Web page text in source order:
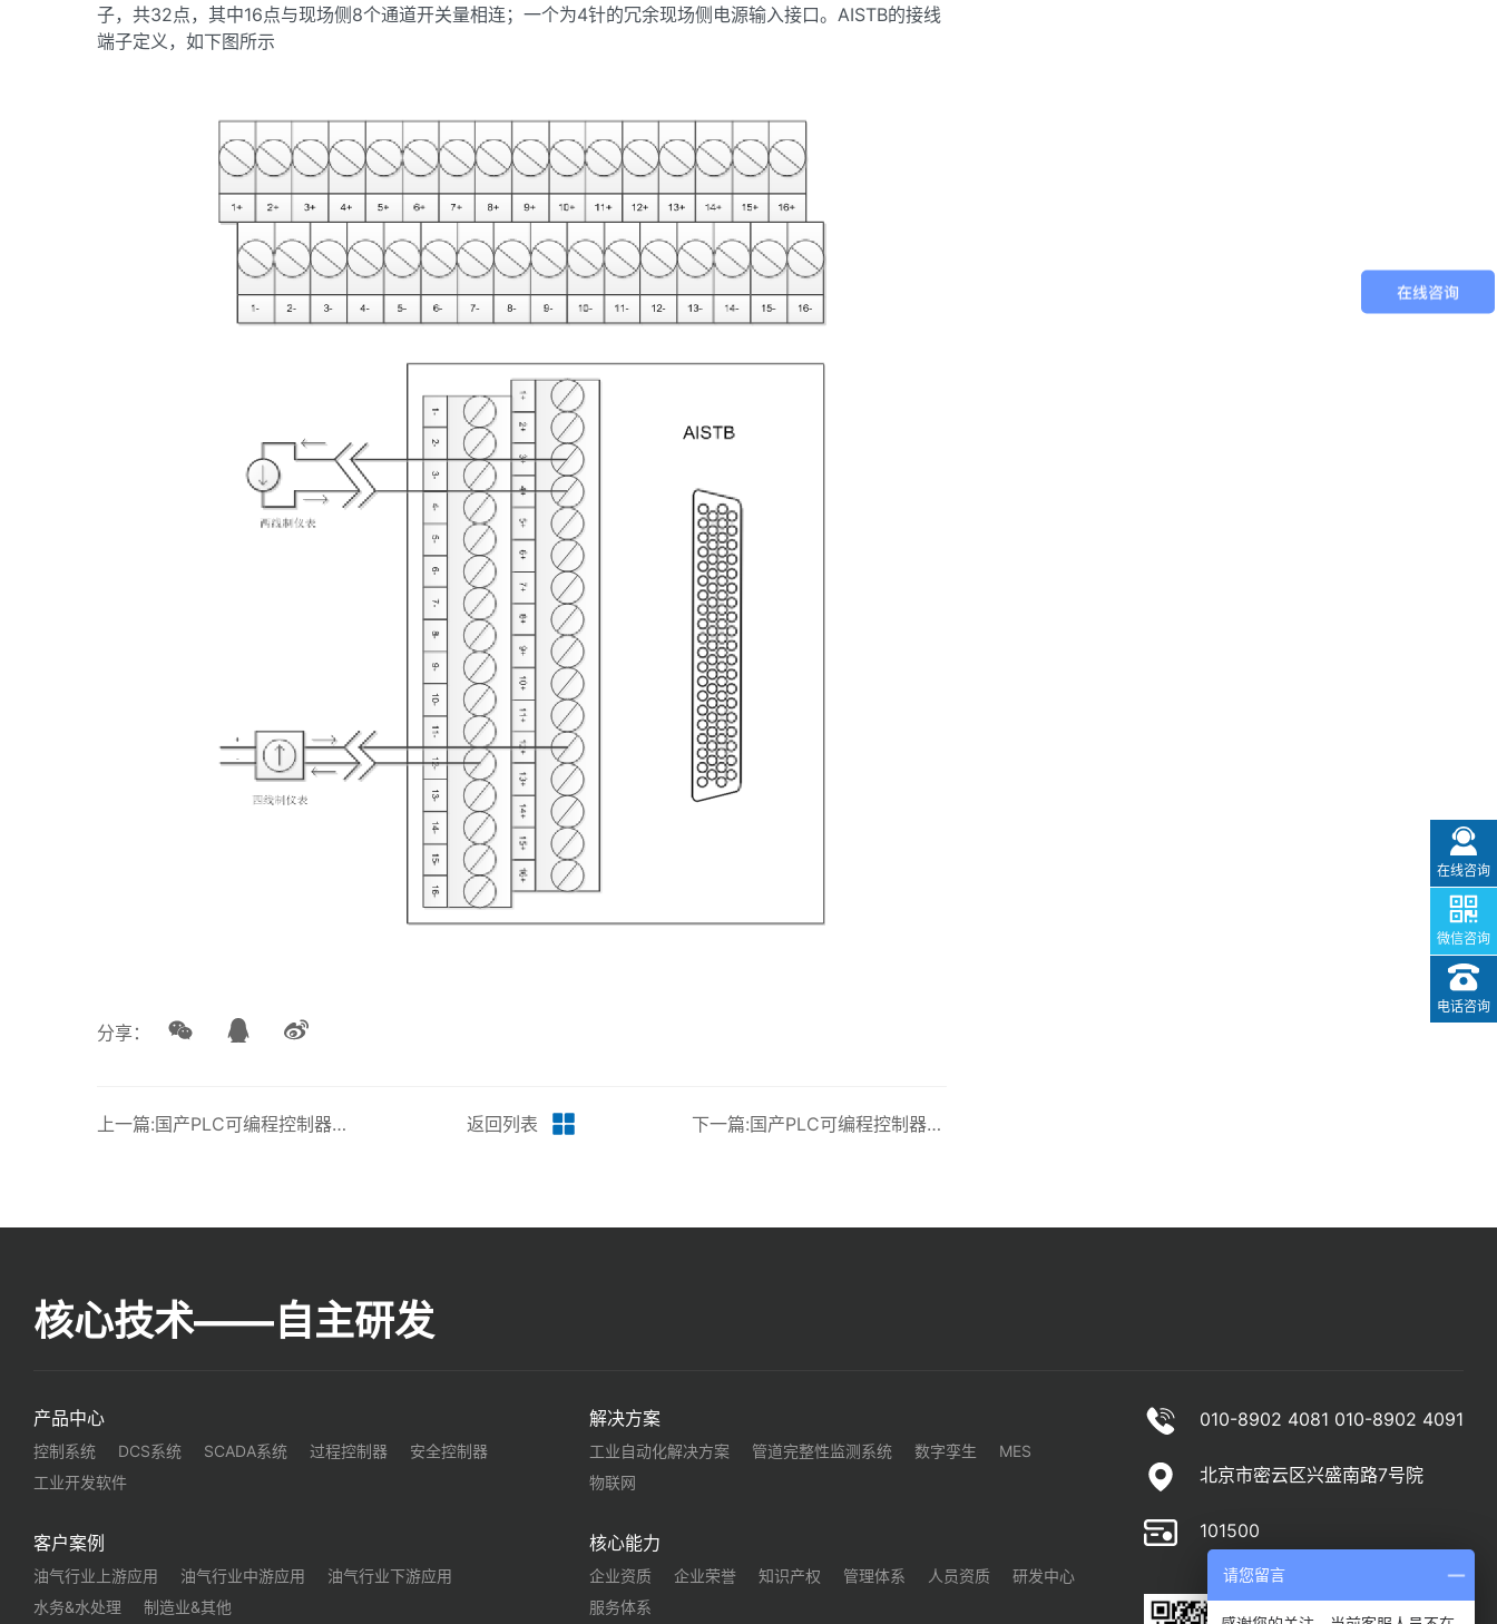
子，共32点，其中16点与现场侧8个通道开关量相连；一个为4针的冗余现场侧电源输入接口。AISTB的接线
端子定义，如下图所示
分享：
上一篇:国产PLC可编程控制器控制系统解决方案 USC-8000 软件-WB-安装与新建丨龙鼎源 返回列表 下一篇:国产PLC可编程控制器控制系统解决方案 USC-8000 软件-CC-扫描板卡丨龙鼎源
核心技术——自主研发
产品中心
控制系统 DCS系统 SCADA系统 过程控制器
安全控制器
工业开发软件
解决方案
工业自动化解决方案 管道完整性监测系统 数字孪生
MES
物联网
客户案例
油气行业上游应用 油气行业中游应用
油气行业下游应用
水务&水处理
制造业&其他
核心能力
企业资质 企业荣誉 知识产权 管理体系 人员资质
研发中心
服务体系
010-8902 4081 010-8902 4091
北京市密云区兴盛南路7号院
101500
在线咨询
微信咨询
电话咨询
请您留言